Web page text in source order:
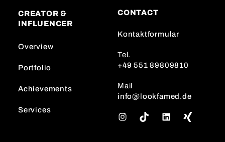
CREATOR &
INFLUENCER
Overview
Portfolio
Achievements
Services
CONTACT
Kontaktformular
Tel.
+49 551 89809810
Mail
info@lookfamed.de